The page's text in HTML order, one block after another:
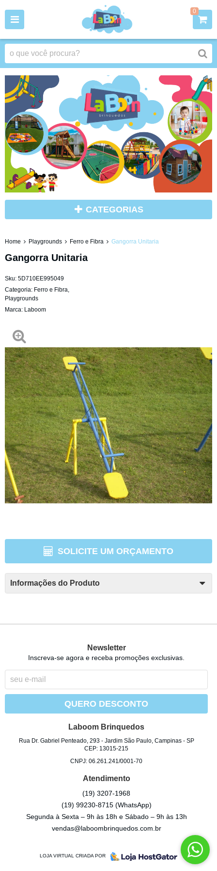
0
CATEGORIAS
Home Playgrounds Ferro e Fibra Gangorra Unitaria
Gangorra Unitaria
Sku: 5D710EE995049
Categoria: Ferro e Fibra,
Playgrounds
Marca: Laboom
SOLICITE UM ORÇAMENTO
Informações do Produto
Newsletter
Inscreva-se agora e receba promoções exclusivas.
QUERO DESCONTO
Laboom Brinquedos
Rua Dr. Gabriel Penteado, 293- Jardim São Paulo, Campinas- SP
CEP: 13015-215
CNPJ: 06.261.241/0001-70
Atendimento
(19) 3207-1968
(19) 99230-8715 (WhatsApp)
Segunda à Sexta – 9h às 18h e Sábado – 9h às 13h
vendas@laboombrinquedos.com.br
LOJA VIRTUAL CRIADA POR